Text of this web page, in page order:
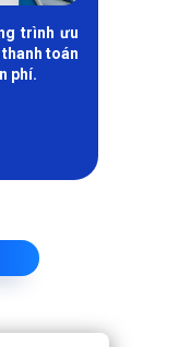
trình ưu
toán
phí.